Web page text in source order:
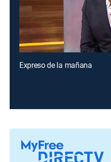
Expreso de la mañana